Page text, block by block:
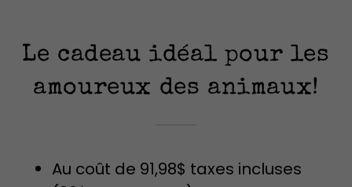
Le cadeau idéal pour les
amoureux des animaux!
Au coût de 91,98$ taxes incluses